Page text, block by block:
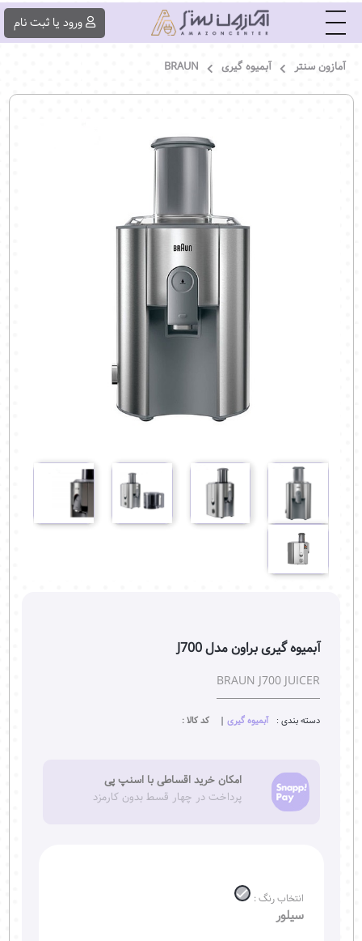
||| ورود یا ثبت ‌نام
آمازون سنتر آبمیوه گیری BRAUN
آبمیوه گیری براون مدل J700
BRAUN J700 JUICER
دسته بندی : آبمیوه گیری | کد کالا :
امکان خرید اقساطی با اسنپ پی
پرداخت در چهار قسط بدون کارمزد
انتخاب رنگ :
سیلور